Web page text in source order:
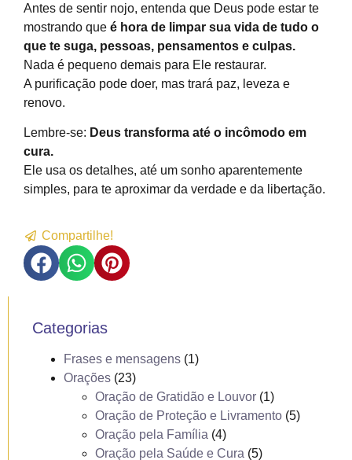
Categorias
Frases e mensagens (1)
Orações (23)
Oração de Gratidão e Louvor (1)
Oração de Proteção e Livramento (5)
Oração pela Família (4)
Oração pela Saúde e Cura (5)
Antes de sentir nojo, entenda que Deus pode estar te
mostrando que é hora de limpar sua vida de tudo o
que te suga, pessoas, pensamentos e culpas.
Nada é pequeno demais para Ele restaurar.
A purificação pode doer, mas trará paz, leveza e
renovo.
Lembre-se: Deus transforma até o incômodo em
cura.
Ele usa os detalhes, até um sonho aparentemente
simples, para te aproximar da verdade e da libertação.
Compartilhe!